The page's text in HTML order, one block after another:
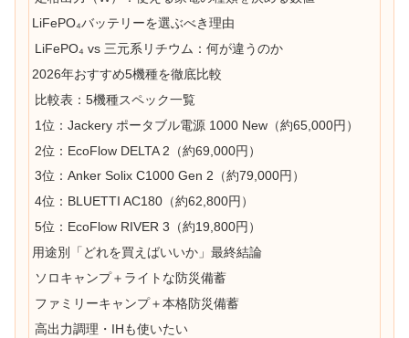
LiFePO₄バッテリーを選ぶべき理由
LiFePO₄ vs 三元系リチウム：何が違うのか
2026年おすすめ5機種を徹底比較
比較表：5機種スペック一覧
1位：Jackery ポータブル電源 1000 New（約65,000円）
2位：EcoFlow DELTA 2（約69,000円）
3位：Anker Solix C1000 Gen 2（約79,000円）
4位：BLUETTI AC180（約62,800円）
5位：EcoFlow RIVER 3（約19,800円）
用途別「どれを買えばいいか」最終結論
ソロキャンプ＋ライトな防災備蓄
ファミリーキャンプ＋本格防災備蓄
高出力調理・IHも使いたい